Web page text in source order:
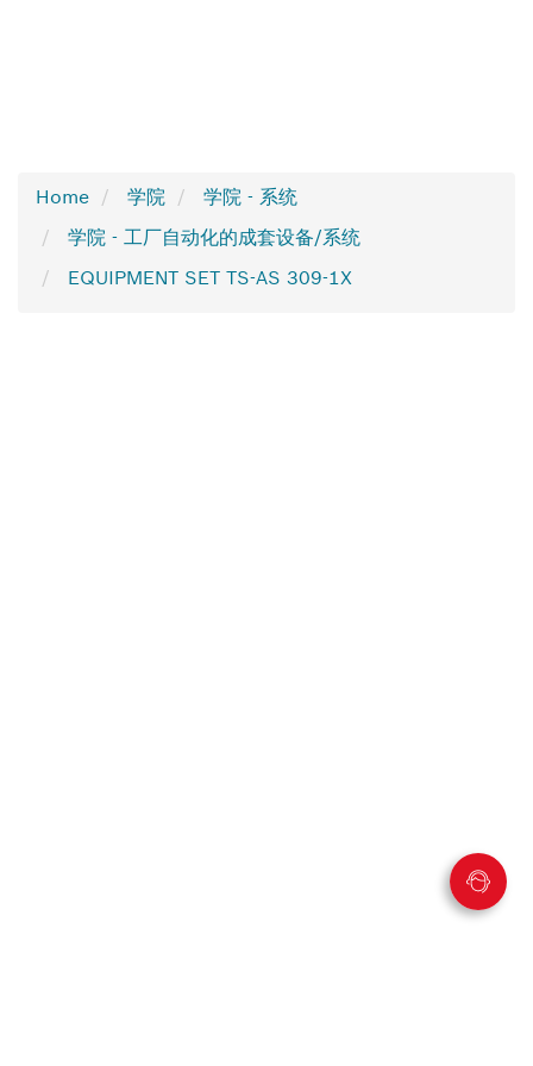
Home 学院
学院 - 系统
学院 - 工厂自动化的成套设备/系统
EQUIPMENT SET TS-AS 309-1X